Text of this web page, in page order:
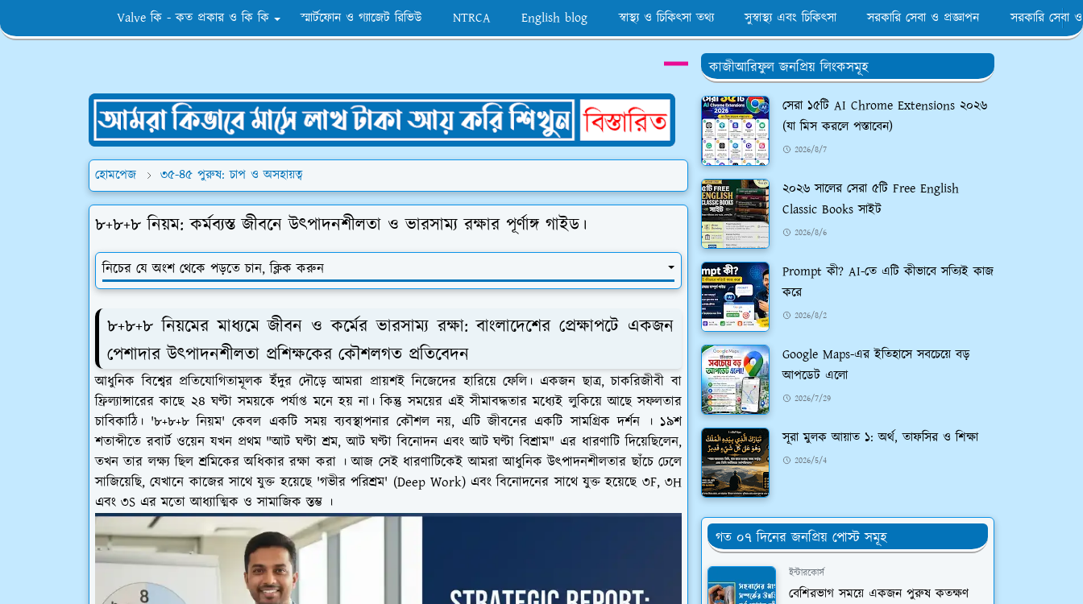
Valve কি - কত প্রকার ও কি কি স্মার্টফোন ও গ্যাজেট রিভিউ NTRCA English blog স্বাস্থ্য ও চিকিৎসা তথ্য সুস্বাস্থ্য এবং চিকিৎসা সরকারি সেবা ও প্রজ্ঞাপন সরকারি সেবা
হোমপেজ ৩৫-৪৫ পুরুষ: চাপ ও অসহায়ত্ব
৮+৮+৮ নিয়ম: কর্মব্যস্ত জীবনে উৎপাদনশীলতা ও ভারসাম্য রক্ষার পূর্ণাঙ্গ গাইড।
নিচের যে অংশ থেকে পড়তে চান, ক্লিক করুন
৮+৮+৮ নিয়মের মাধ্যমে জীবন ও কর্মের ভারসাম্য রক্ষা: বাংলাদেশের প্রেক্ষাপটে একজন
পেশাদার উৎপাদনশীলতা প্রশিক্ষকের কৌশলগত প্রতিবেদন
আধুনিক বিশ্বের প্রতিযোগিতামূলক ইঁদুর দৌড়ে আমরা প্রায়শই নিজেদের হারিয়ে ফেলি। একজন ছাত্র, চাকরিজীবী বা
ফ্রিল্যান্সারের কাছে ২৪ ঘণ্টা সময়কে পর্যাপ্ত মনে হয় না। কিন্তু সময়ের এই সীমাবদ্ধতার মধ্যেই লুকিয়ে আছে সফলতার
চাবিকাঠি। '৮+৮+৮ নিয়ম' কেবল একটি সময় ব্যবস্থাপনার কৌশল নয়, এটি জীবনের একটি সামগ্রিক দর্শন । ১৯শ
শতাব্দীতে রবার্ট ওয়েন যখন প্রথম "আট ঘণ্টা শ্রম, আট ঘণ্টা বিনোদন এবং আট ঘণ্টা বিশ্রাম" এর ধারণাটি দিয়েছিলেন,
তখন তার লক্ষ্য ছিল শ্রমিকের অধিকার রক্ষা করা । আজ সেই ধারণাটিকেই আমরা আধুনিক উৎপাদনশীলতার ছাঁচে ঢেলে
সাজিয়েছি, যেখানে কাজের সাথে যুক্ত হয়েছে 'গভীর পরিশ্রম' (Deep Work) এবং বিনোদনের সাথে যুক্ত হয়েছে ৩F, ৩H
এবং ৩S এর মতো আধ্যাত্মিক ও সামাজিক স্তম্ভ ।
কাজীআরিফুল জনপ্রিয় লিংকসমূহ
সেরা ১৫টি AI Chrome Extensions ২০২৬
(যা মিস করলে পস্তাবেন)
2026/8/7
২০২৬ সালের সেরা ৫টি Free English
Classic Books সাইট
2026/8/6
Prompt কী? AI-তে এটি কীভাবে সত্যিই কাজ
করে
2026/8/2
Google Maps-এর ইতিহাসে সবচেয়ে বড়
আপডেট এলো
2026/7/29
সূরা মুলক আয়াত ১: অর্থ, তাফসির ও শিক্ষা
2026/5/4
গত ০৭ দিনের জনপ্রিয় পোস্ট সমূহ
ইন্টারকোর্স
বেশিরভাগ সময়ে একজন পুরুষ কতক্ষণ